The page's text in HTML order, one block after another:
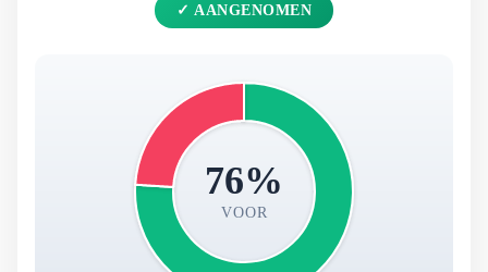
✓ AANGENOMEN
76%
VOOR